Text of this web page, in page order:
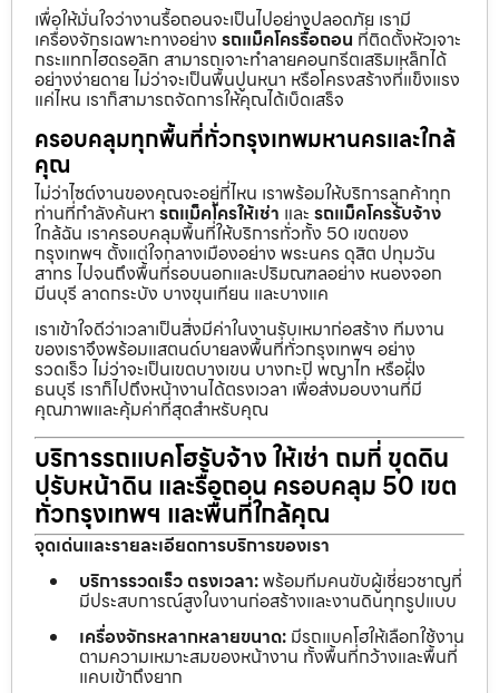
เพื่อให้มั่นใจว่างานรื้อถอนจะเป็นไปอย่างปลอดภัย เรามี
เครื่องจักรเฉพาะทางอย่าง รถแม็คโครรื้อถอน ที่ติดตั้งหัวเจาะ
กระแทกไฮดรอลิก สามารถเจาะทำลายคอนกรีตเสริมเหล็กได้
อย่างง่ายดาย ไม่ว่าจะเป็นพื้นปูนหนา หรือโครงสร้างที่แข็งแรง
แค่ไหน เราก็สามารถจัดการให้คุณได้เบ็ดเสร็จ
ครอบคลุมทุกพื้นที่ทั่วกรุงเทพมหานครและใกล้
คุณ
ไม่ว่าไซต์งานของคุณจะอยู่ที่ไหน เราพร้อมให้บริการลูกค้าทุก
ท่านที่กำลังค้นหา รถแม็คโครให้เช่า และ รถแม็คโครรับจ้าง
ใกล้ฉัน เราครอบคลุมพื้นที่ให้บริการทั่วทั้ง 50 เขตของ
กรุงเทพฯ ตั้งแต่ใจกลางเมืองอย่าง พระนคร ดุสิต ปทุมวัน
สาทร ไปจนถึงพื้นที่รอบนอกและปริมณฑลอย่าง หนองจอก
มีนบุรี ลาดกระบัง บางขุนเทียน และบางแค
เราเข้าใจดีว่าเวลาเป็นสิ่งมีค่าในงานรับเหมาก่อสร้าง ทีมงาน
ของเราจึงพร้อมแสตนด์บายลงพื้นที่ทั่วกรุงเทพฯ อย่าง
รวดเร็ว ไม่ว่าจะเป็นเขตบางเขน บางกะปิ พญาไท หรือฝั่ง
ธนบุรี เราก็ไปถึงหน้างานได้ตรงเวลา เพื่อส่งมอบงานที่มี
คุณภาพและคุ้มค่าที่สุดสำหรับคุณ
บริการรถแบคโฮรับจ้าง ให้เช่า ถมที่ ขุดดิน
ปรับหน้าดิน และรื้อถอน ครอบคลุม 50 เขต
ทั่วกรุงเทพฯ และพื้นที่ใกล้คุณ
จุดเด่นและรายละเอียดการบริการของเรา
บริการรวดเร็ว ตรงเวลา:พร้อมทีมคนขับผู้เชี่ยวชาญที่
มีประสบการณ์สูงในงานก่อสร้างและงานดินทุกรูปแบบ
เครื่องจักรหลากหลายขนาด: มีรถแบคโฮให้เลือกใช้งาน
ตามความเหมาะสมของหน้างาน ทั้งพื้นที่กว้างและพื้นที่
แคบเข้าถึงยาก